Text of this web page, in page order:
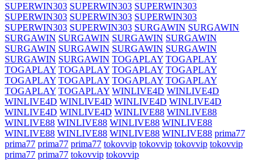
SUPERWIN303 SUPERWIN303 SUPERWIN303
SUPERWIN303 SUPERWIN303 SUPERWIN303
SUPERWIN303 SUPERWIN303 SURGAWIN SURGAWIN
SURGAWIN SURGAWIN SURGAWIN SURGAWIN
SURGAWIN SURGAWIN SURGAWIN SURGAWIN
SURGAWIN SURGAWIN TOGAPLAY TOGAPLAY
TOGAPLAY TOGAPLAY TOGAPLAY TOGAPLAY
TOGAPLAY TOGAPLAY TOGAPLAY TOGAPLAY
TOGAPLAY TOGAPLAY WINLIVE4D WINLIVE4D
WINLIVE4D WINLIVE4D WINLIVE4D WINLIVE4D
WINLIVE4D WINLIVE4D WINLIVE88 WINLIVE88
WINLIVE88 WINLIVE88 WINLIVE88 WINLIVE88
WINLIVE88 WINLIVE88 WINLIVE88 WINLIVE88 prima77
prima77 prima77 prima77 tokovvip tokovvip tokovvip tokovvip
prima77 prima77 tokovvip tokovvip